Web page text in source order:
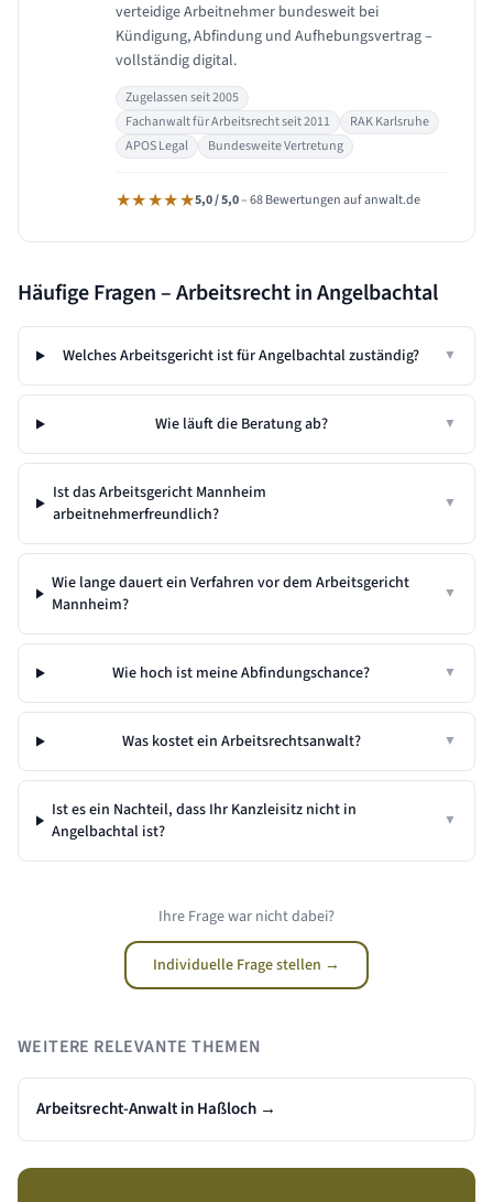
verteidige Arbeitnehmer bundesweit bei
Kündigung, Abfindung und Aufhebungsvertrag –
vollständig digital.
Zugelassen seit 2005
Fachanwalt für Arbeitsrecht seit 2011
RAK Karlsruhe
APOS Legal
Bundesweite Vertretung
★★★★★5,0 / 5,0– 68 Bewertungen auf anwalt.de
Häufige Fragen – Arbeitsrecht inAngelbachtal
Welches Arbeitsgericht ist für Angelbachtal zuständig? ▼
Wie läuft die Beratung ab? ▼
Ist das Arbeitsgericht Mannheim
arbeitnehmerfreundlich?
▼
Wie lange dauert ein Verfahren vor dem Arbeitsgericht
Mannheim?
▼
Wie hoch ist meine Abfindungschance? ▼
Was kostet ein Arbeitsrechtsanwalt? ▼
Ist es ein Nachteil, dass Ihr Kanzleisitz nicht in
Angelbachtalist?
▼
Ihre Frage war nicht dabei?
Individuelle Frage stellen →
WEITERE RELEVANTE THEMEN
Arbeitsrecht-Anwalt in Haßloch →